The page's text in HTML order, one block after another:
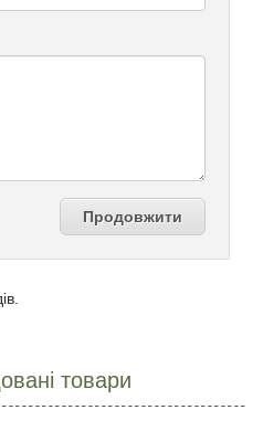
Продовжити
товари